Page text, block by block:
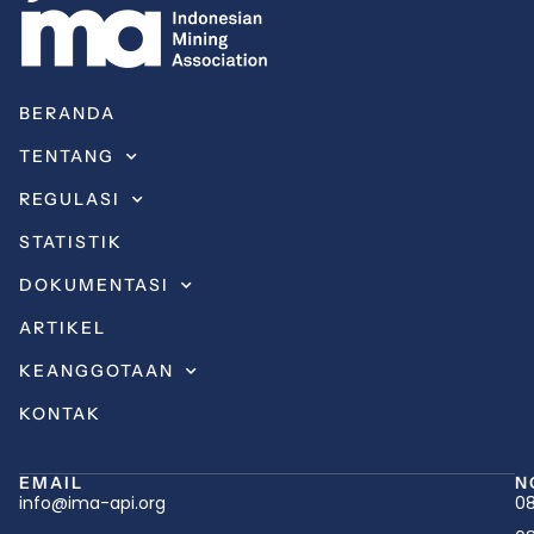
BERANDA
TENTANG
REGULASI
STATISTIK
DOKUMENTASI
ARTIKEL
KEANGGOTAAN
KONTAK
EMAIL
info@ima-api.org